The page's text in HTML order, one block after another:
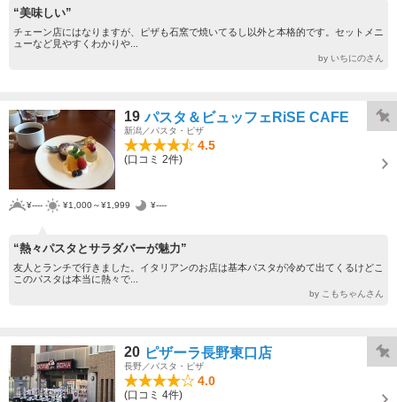
“美味しい”
チェーン店にはなりますが、ピザも石窯で焼いてるし以外と本格的です。セットメニ
ューなど見やすくわかりや...
by いちにのさん
19 パスタ＆ビュッフェRiSE CAFE
新潟／パスタ・ピザ
4.5
(口コミ 2件)
¥---- ¥1,000～¥1,999 ¥----
“熱々パスタとサラダバーが魅力”
友人とランチで行きました。イタリアンのお店は基本パスタが冷めて出てくるけどこ
このパスタは本当に熱々で...
by こもちゃんさん
20 ピザーラ長野東口店
長野／パスタ・ピザ
4.0
(口コミ 4件)